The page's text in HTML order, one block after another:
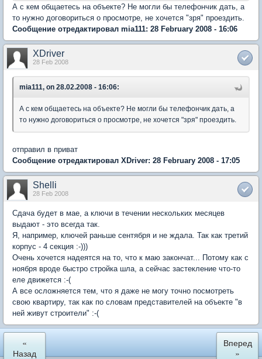
А с кем общаетесь на объекте? Не могли бы телефончик дать, а
то нужно договориться о просмотре, не хочется "зря" проездить.
Сообщение отредактировал mia111: 28 February 2008 - 16:06
XDriver
28 Feb 2008
mia111, on 28.02.2008 - 16:06:
А с кем общаетесь на объекте? Не могли бы телефончик дать, а
то нужно договориться о просмотре, не хочется "зря" проездить.
отправил в приват
Сообщение отредактировал XDriver: 28 February 2008 - 17:05
Shelli
28 Feb 2008
Сдача будет в мае, а ключи в течении нескольких месяцев
выдают - это всегда так.
Я, например, ключей раньше сентября и не ждала. Так как третий
корпус - 4 секция :-)))
Очень хочется надеятся на то, что к маю закончат... Потому как с
ноября вроде быстро стройка шла, а сейчас застекление что-то
еле движется :-(
А все осложняется тем, что я даже не могу точно посмотреть
свою квартиру, так как по словам представителей на объекте "в
ней живут строители" :-(
«
Назад
Вперед
»